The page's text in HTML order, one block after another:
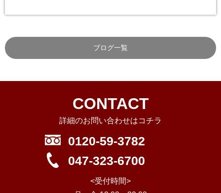
ブログ一覧
CONTACT
詳細のお問い合わせはコチラ
0120-59-3782
047-323-6700
<受付時間>